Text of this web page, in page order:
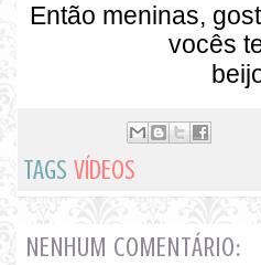
Então meninas,
vocês
TAGS VÍDEOS
NENHUM COMENTÁRIO: